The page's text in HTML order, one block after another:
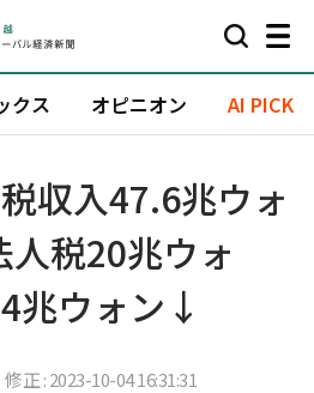
クス オピニオン AI PICK
収入47.6兆ウォ
人税20兆ウォ
兆ウォン↓
修正 : 2023-10-04 16:31:31